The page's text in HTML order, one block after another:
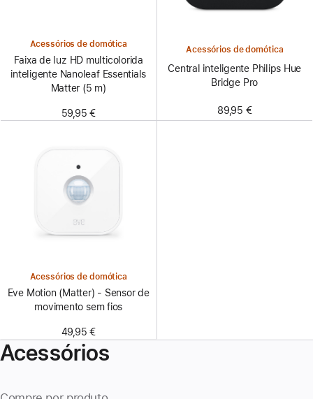
Acessórios de domótica
Faixa de luz HD multicolorida
inteligente Nanoleaf Essentials
Matter (5 m)
59,95 €
Acessórios de domótica
Central inteligente Philips Hue
Bridge Pro
89,95 €
Acessórios de domótica
Eve Motion (Matter) - Sensor de
movimento sem fios
49,95 €
Acessórios